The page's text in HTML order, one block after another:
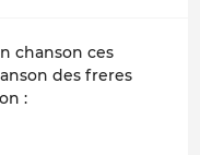
chanson ces
des freres
: